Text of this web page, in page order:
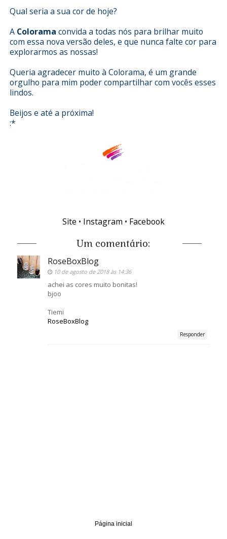
Qual seria a sua cor de hoje?
A Colorama convida a todas nós para brilhar muito
com essa nova versão deles, e que nunca falte cor para
explorarmos as nossas!
Queria agradecer muito à Colorama, é um grande
orgulho para mim poder compartilhar com vocês esses
lindos.
Beijos e até a próxima!
:*
Site • Instagram • Facebook
Um comentário:
RoseBoxBlog
10 de agosto de 2018 às 14:36
achei as cores muito bonitas!
bjoo
Tiemi
RoseBoxBlog
Responder
Página inicial